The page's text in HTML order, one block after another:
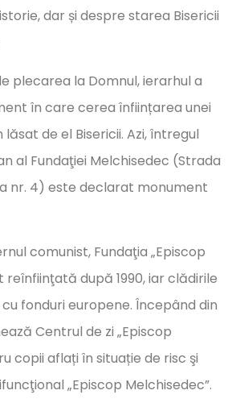
dar și despre starea Bisericii
plecarea la Domnul, ierarhul a
în care cerea înființarea unei
de el Bisericii. Azi, întregul
al Fundaţiei Melchisedec (Strada
nr. 4) este declarat monument
comunist, Fundaţia „Episcop
reînfiinţată după 1990, iar clădirile
fonduri europene. Începând din
Centrul de zi „Episcop
copii aflați în situație de risc şi
„Episcop Melchisedec”.